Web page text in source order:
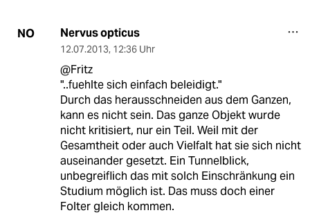
NO Nervus opticus
12.07.2013, 12:36 Uhr
@Fritz
"..fuehlte sich einfach beleidigt."
Durch das herausschneiden aus dem Ganzen,
kann es nicht sein. Das ganze Objekt wurde
nicht kritisiert, nur ein Teil. Weil mit der
Gesamtheit oder auch Vielfalt hat sie sich nicht
auseinander gesetzt. Ein Tunnelblick,
unbegreiflich das mit solch Einschränkung ein
Studium möglich ist. Das muss doch einer
Folter gleich kommen.